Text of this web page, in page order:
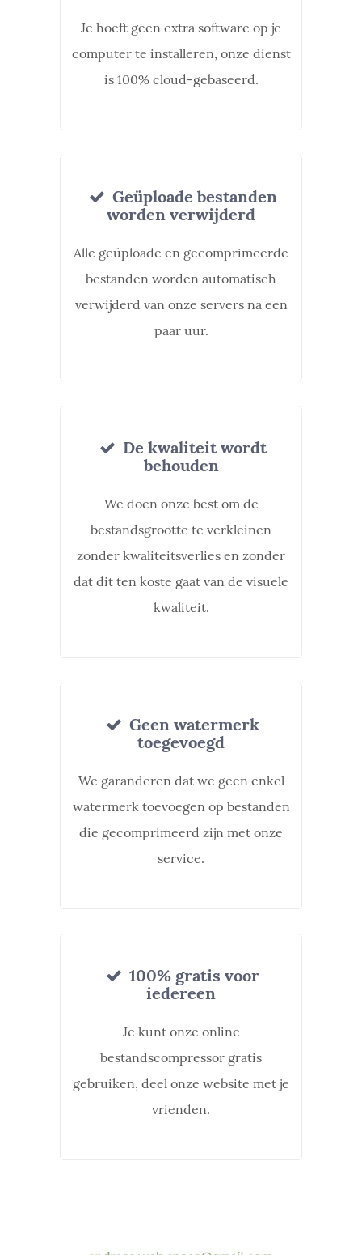
Je hoeft geen extra software op je
computer te installeren, onze dienst
is 100% cloud-gebaseerd.
Geüploade bestanden
worden verwijderd
Alle geüploade en gecomprimeerde
bestanden worden automatisch
verwijderd van onze servers na een
paar uur.
De kwaliteit wordt
behouden
We doen onze best om de
bestandsgrootte te verkleinen
zonder kwaliteitsverlies en zonder
dat dit ten koste gaat van de visuele
kwaliteit.
Geen watermerk
toegevoegd
We garanderen dat we geen enkel
watermerk toevoegen op bestanden
die gecomprimeerd zijn met onze
service.
100% gratis voor
iedereen
Je kunt onze online
bestandscompressor gratis
gebruiken, deel onze website met je
vrienden.